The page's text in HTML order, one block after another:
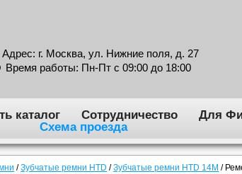
Адрес: г. Москва, ул. Нижние поля, д. 27
Время работы: Пн-Пт с 09:00 до 18:00
каталог Сотрудничество Для
Схема проезда
/ Зубчатые ремни HTD / Зубчатые ремни HTD 14M /